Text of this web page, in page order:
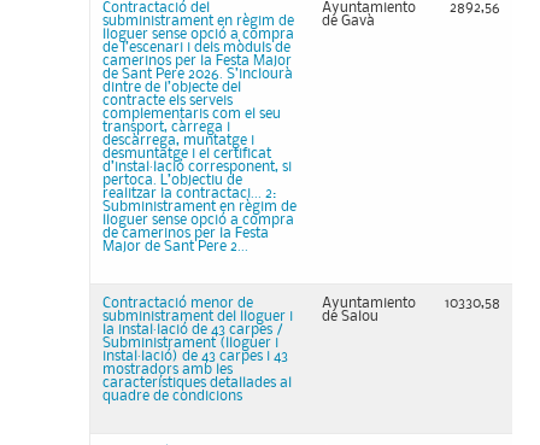
Contractació del
subministrament en règim de
lloguer sense opció a compra
de l’escenari i dels mòduls de
camerinos per la Festa Major
de Sant Pere 2026. S’inclourà
dintre de l’objecte del
contracte els serveis
complementaris com el seu
transport, càrrega i
descàrrega, muntatge i
desmuntatge i el certificat
d’instal·lació corresponent, si
pertoca. L’objectiu de
realitzar la contractaci... 2:
Subministrament en règim de
lloguer sense opció a compra
de camerinos per la Festa
Major de Sant Pere 2...
Ayuntamiento
de Gavà
2892,56
Contractació menor de
subministrament del lloguer i
la instal·lació de 43 carpes /
Subministrament (lloguer i
instal·lació) de 43 carpes i 43
mostradors amb les
característiques detallades al
quadre de condicions
Ayuntamiento
de Salou
10330,58